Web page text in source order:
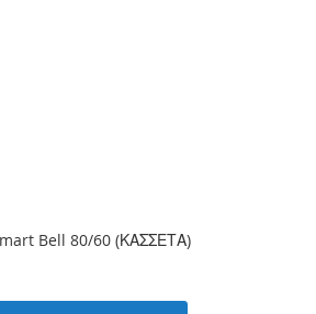
Bell 80/60 (ΚΑΣΣΕΤΑ)